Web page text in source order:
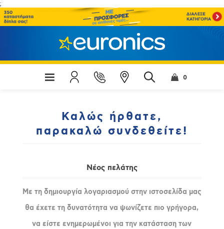
;
0
Καλώς ήρθατε,
παρακαλώ συνδεθείτε!
Νέος πελάτης
Με τη δημιουργία λογαριασμού στην ιστοσελίδα μας
θα έχετε τη δυνατότητα να ψωνίζετε πιο γρήγορα,
να είστε ενημερωμένοι για την κατάσταση των